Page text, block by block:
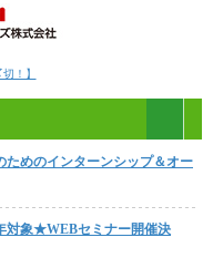
！】
ためのインターンシップ＆オー
対象★WEBセミナー開催決